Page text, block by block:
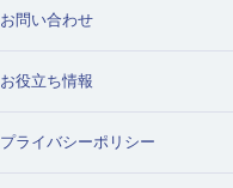
お問い合わせ
お役立ち情報
プライバシーポリシー